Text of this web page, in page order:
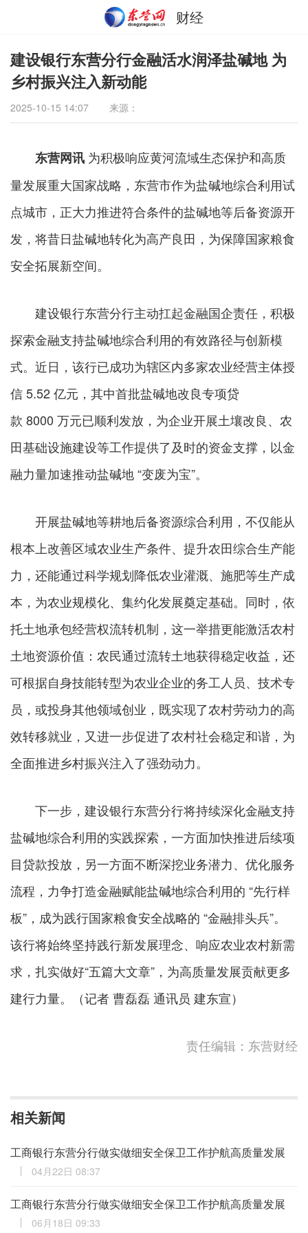
财经
建设银行东营分行金融活水润泽盐碱地 为
乡村振兴注入新动能
2025-10-15 14:07 来源：
东营网讯 为积极响应黄河流域生态保护和高质
量发展重大国家战略，东营市作为盐碱地综合利用试
点城市，正大力推进符合条件的盐碱地等后备资源开
发，将昔日盐碱地转化为高产良田，为保障国家粮食
安全拓展新空间。
建设银行东营分行主动扛起金融国企责任，积极
探索金融支持盐碱地综合利用的有效路径与创新模
式。近日，该行已成功为辖区内多家农业经营主体授
信 5.52 亿元，其中首批盐碱地改良专项贷
款 8000 万元已顺利发放，为企业开展土壤改良、农
田基础设施建设等工作提供了及时的资金支撑，以金
融力量加速推动盐碱地 “变废为宝”。
开展盐碱地等耕地后备资源综合利用，不仅能从
根本上改善区域农业生产条件、提升农田综合生产能
力，还能通过科学规划降低农业灌溉、施肥等生产成
本，为农业规模化、集约化发展奠定基础。同时，依
托土地承包经营权流转机制，这一举措更能激活农村
土地资源价值：农民通过流转土地获得稳定收益，还
可根据自身技能转型为农业企业的务工人员、技术专
员，或投身其他领域创业，既实现了农村劳动力的高
效转移就业，又进一步促进了农村社会稳定和谐，为
全面推进乡村振兴注入了强劲动力。
下一步，建设银行东营分行将持续深化金融支持
盐碱地综合利用的实践探索，一方面加快推进后续项
目贷款投放，另一方面不断深挖业务潜力、优化服务
流程，力争打造金融赋能盐碱地综合利用的 “先行样
板”，成为践行国家粮食安全战略的 “金融排头兵”。
该行将始终坚持践行新发展理念、响应农业农村新需
求，扎实做好“五篇大文章”，为高质量发展贡献更多
建行力量。（记者 曹磊磊 通讯员 建东宣）
责任编辑：东营财经
相关新闻
工商银行东营分行做实做细安全保卫工作护航高质量发展
04月22日 08:37
工商银行东营分行做实做细安全保卫工作护航高质量发展
06月18日 09:33